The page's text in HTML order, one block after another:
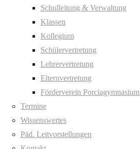
Schulleitung & Verwaltung
Klassen
Kollegium
Schülervertretung
Lehrervertretung
Elternvertretung
Förderverein Porciagymnasium
Termine
Wissenswertes
Päd. Leitvorstellungen